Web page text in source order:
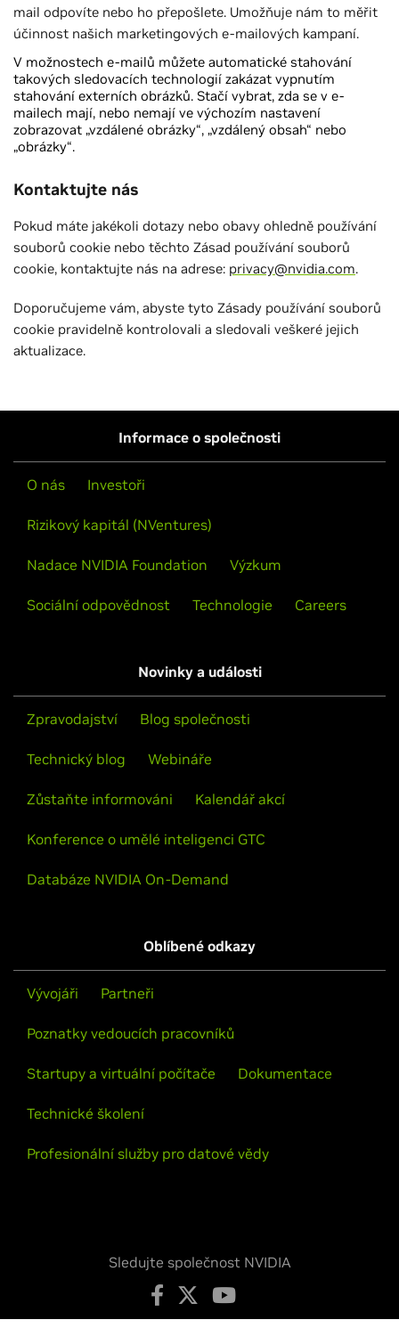
mail odpovíte nebo ho přepošlete. Umožňuje nám to měřit
účinnost našich marketingových e-mailových kampaní.
V možnostech e-mailů můžete automatické stahování
takových sledovacích technologií zakázat vypnutím
stahování externích obrázků. Stačí vybrat, zda se v e-
mailech mají, nebo nemají ve výchozím nastavení
zobrazovat „vzdálené obrázky“, „vzdálený obsah“ nebo
„obrázky“.
Kontaktujte nás
Pokud máte jakékoli dotazy nebo obavy ohledně používání
souborů cookie nebo těchto Zásad používání souborů
cookie, kontaktujte nás na adrese: privacy@nvidia.com.
Doporučujeme vám, abyste tyto Zásady používání souborů
cookie pravidelně kontrolovali a sledovali veškeré jejich
aktualizace.
Informace o společnosti
O nás Investoři
Rizikový kapitál (NVentures)
Nadace NVIDIA Foundation Výzkum
Sociální odpovědnost Technologie Careers
Novinky a události
Zpravodajství Blog společnosti
Technický blog Webináře
Zůstaňte informováni Kalendář akcí
Konference o umělé inteligenci GTC
Databáze NVIDIA On-Demand
Oblíbené odkazy
Vývojáři Partneři
Poznatky vedoucích pracovníků
Startupy a virtuální počítače Dokumentace
Technické školení
Profesionální služby pro datové vědy
Sledujte společnost NVIDIA